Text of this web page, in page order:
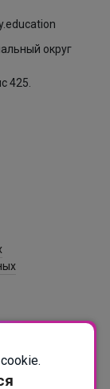
округ
425.